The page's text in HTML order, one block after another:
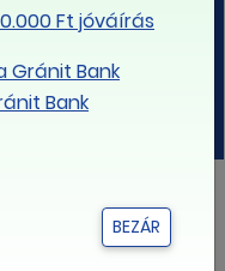
megelőzése
Ft jóváírás
Gránit Bank
Bank
BEZÁR